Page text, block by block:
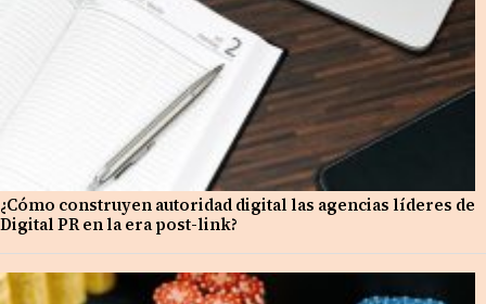
¿Cómo construyen autoridad digital las agencias líderes de
Digital PR en la era post-link?